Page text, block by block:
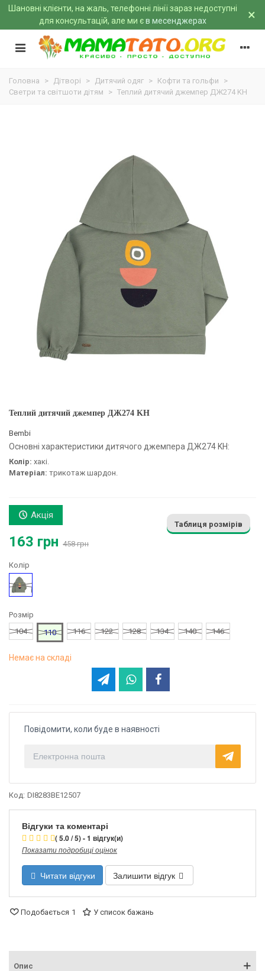
Шановні клієнти, на жаль, телефонні лінії зараз недоступні
для консультацій, але ми єв месенджерах ×
Головна > Дітворі > Дитячий одяг > Кофти та гольфи
>
Светри та світшоти дітям
> Теплий дитячий джемпер ДЖ274 KH
Теплий дитячий джемпер ДЖ274 KH
Bembi
Основні характеристики дитячого джемпера ДЖ274 KH:
Колір: хакі.
Матеріал: трикотаж шардон.
Акція
163 грн 458 грн
Таблиця розмірів
Колір
Хакі
Розмір
104
110 116 122 128 134 140 146
Немає на складі
Повідомити, коли буде в наявності
Код: DI8283BE12507
Відгуки та коментарі
( 5.0 / 5) - 1 відгук(и)
Показати подробиці оцінок
Читати відгуки Залишити відгук
Подобається 1 У список бажань
Опис